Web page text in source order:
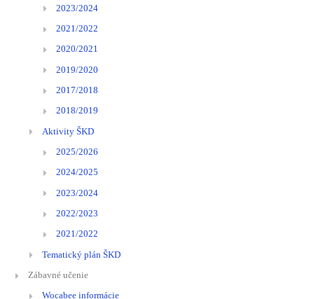
2023/2024
2021/2022
2020/2021
2019/2020
2017/2018
2018/2019
Aktivity ŠKD
2025/2026
2024/2025
2023/2024
2022/2023
2021/2022
Tematický plán ŠKD
Zábavné učenie
Wocabee informácie